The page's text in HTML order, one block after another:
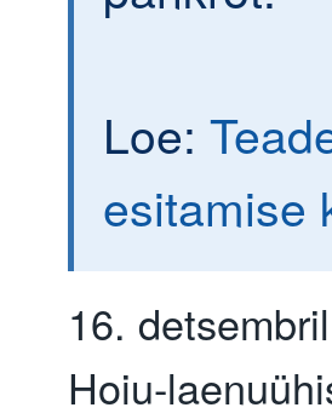
Loe:
esitamise
16.
Hoiu-